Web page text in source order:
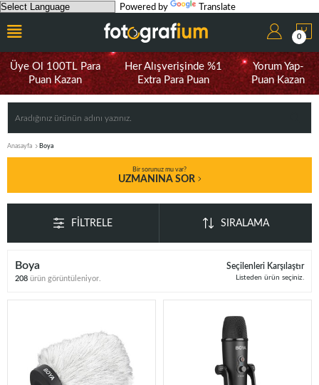
Powered by Translate
0
Üye Ol 100TL Para
Puan Kazan
Her Alışverişinde %1
Extra Para Puan
Yorum Yap-
Puan Kazan
Anasayfa Boya
Bir sorunuz mu var?
UZMANINA SOR
FILTRELE SIRALAMA
Boya
208 ürün görüntüleniyor.
Seçilenleri Karşılaştır
Listeden ürün seçiniz.